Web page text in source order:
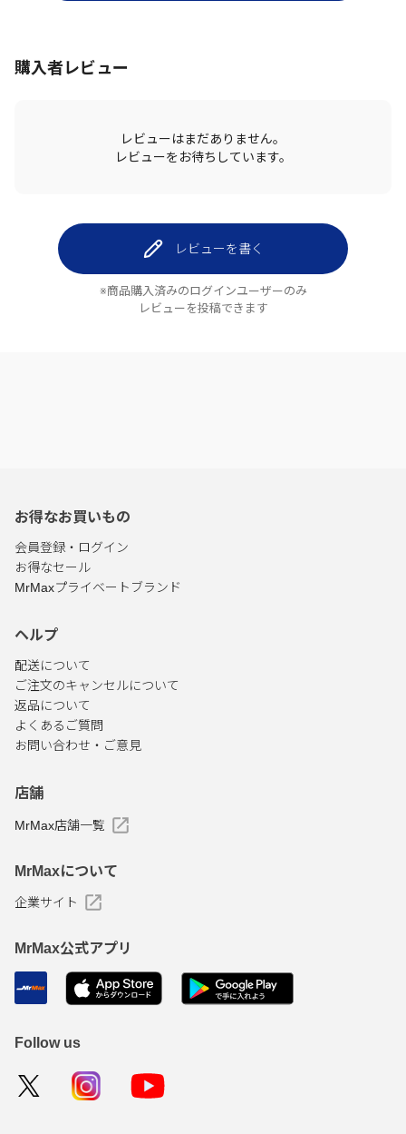
購入者レビュー
レビューはまだありません。
レビューをお待ちしています。
レビューを書く
※商品購入済みのログインユーザーのみ
レビューを投稿できます
お得なお買いもの
会員登録・ログイン
お得なセール
MrMaxプライベートブランド
ヘルプ
配送について
ご注文のキャンセルについて
返品について
よくあるご質問
お問い合わせ・ご意見
店舗
MrMax店舗一覧
MrMaxについて
企業サイト
MrMax公式アプリ
Follow us